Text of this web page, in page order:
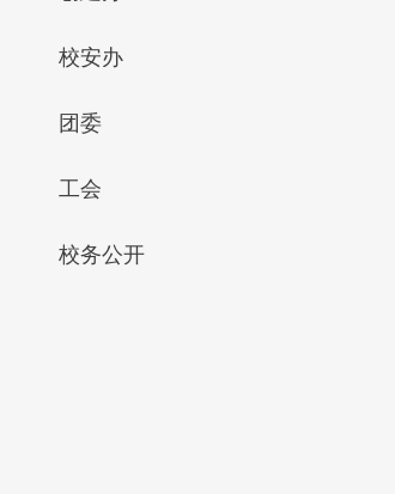
校安办
团委
工会
校务公开